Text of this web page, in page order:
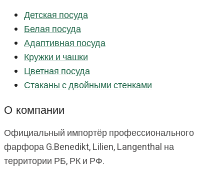
Детская посуда
Белая посуда
Адаптивная посуда
Кружки и чашки
Цветная посуда
Стаканы с двойными стенками
О компании
Официальный импортёр профессионального
фарфора G.Benedikt, Lilien, Langenthal на
территории РБ, РК и РФ.